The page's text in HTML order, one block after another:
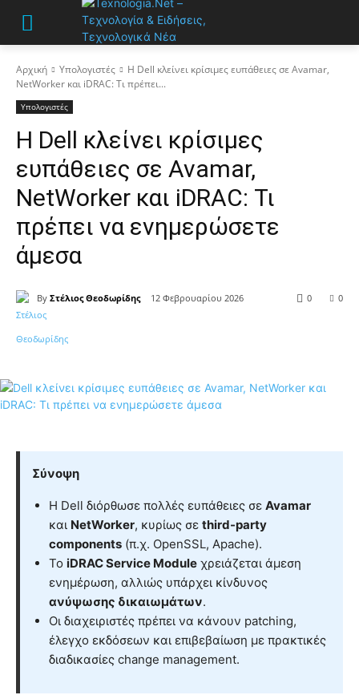
Αρχική Υπολογιστές
Η Dell κλείνει κρίσιμες ευπάθειες σε Avamar,
NetWorker και iDRAC: Τι πρέπει...
Υπολογιστές
Η Dell κλείνει κρίσιμες
ευπάθειες σε Avamar,
NetWorker και iDRAC: Τι
πρέπει να ενημερώσετε
άμεσα
By Στέλιος Θεοδωρίδης 12 Φεβρουαρίου 2026 0
0
Σύνοψη
Η Dell διόρθωσε πολλές ευπάθειες σε Avamar
και NetWorker, κυρίως σε third-party
components (π.χ. OpenSSL, Apache).
Το iDRAC Service Module χρειάζεται άμεση
ενημέρωση, αλλιώς υπάρχει κίνδυνος
ανύψωσης δικαιωμάτων.
Οι διαχειριστές πρέπει να κάνουν patching,
έλεγχο εκδόσεων και επιβεβαίωση με πρακτικές
διαδικασίες change management.